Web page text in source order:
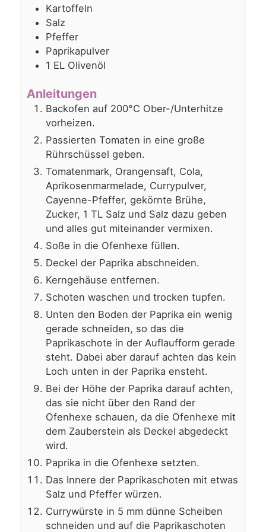
Kartoffeln
Salz
Pfeffer
Paprikapulver
1 EL Olivenöl
Anleitungen
Backofen auf 200°C Ober-/Unterhitze
vorheizen.
Passierten Tomaten in eine große
Rührschüssel geben.
Tomatenmark, Orangensaft, Cola,
Aprikosenmarmelade, Currypulver,
Cayenne-Pfeffer, gekörnte Brühe,
Zucker, 1 TL Salz und Salz dazu geben
und alles gut miteinander vermixen.
Soße in die Ofenhexe füllen.
Deckel der Paprika abschneiden.
Kerngehäuse entfernen.
Schoten waschen und trocken tupfen.
Unten den Boden der Paprika ein wenig
gerade schneiden, so das die
Paprikaschote in der Auflaufform gerade
steht. Dabei aber darauf achten das kein
Loch unten in der Paprika ensteht.
Bei der Höhe der Paprika darauf achten,
das sie nicht über den Rand der
Ofenhexe schauen, da die Ofenhexe mit
dem Zauberstein als Deckel abgedeckt
wird.
Paprika in die Ofenhexe setzten.
Das Innere der Paprikaschoten mit etwas
Salz und Pfeffer würzen.
Currywürste in 5 mm dünne Scheiben
schneiden und auf die Paprikaschoten